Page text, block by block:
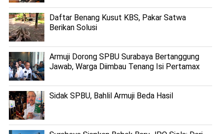
Daftar Benang Kusut KBS, Pakar Satwa
Berikan Solusi
Armuji Dorong SPBU Surabaya Bertanggung
Jawab, Warga Diimbau Tenang Isi Pertamax
Sidak SPBU, Bahlil Armuji Beda Hasil